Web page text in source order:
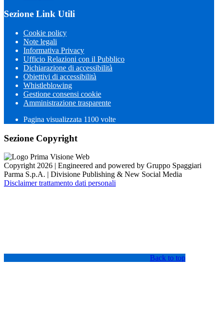
Sezione Link Utili
Cookie policy
Note legali
Informativa Privacy
Ufficio Relazioni con il Pubblico
Dichiarazione di accessibilità
Obiettivi di accessibilità
Whistleblowing
Gestione consensi cookie
Amministrazione trasparente
Pagina visualizzata 1100 volte
Sezione Copyright
Copyright 2026 | Engineered and powered by Gruppo Spaggiari
Parma S.p.A. | Divisione Publishing & New Social Media
Disclaimer trattamento dati personali
Back to top